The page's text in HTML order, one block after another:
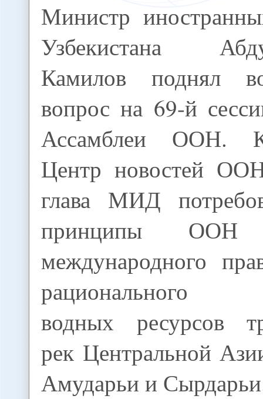
Министр
Узбекистана
Камилов поднял
вопрос на 69-й
Ассамблеи ООН.
Центр новостей
глава МИД
принципы
международного
рационального
водных ресурсов
рек Центральной
Амударьи и